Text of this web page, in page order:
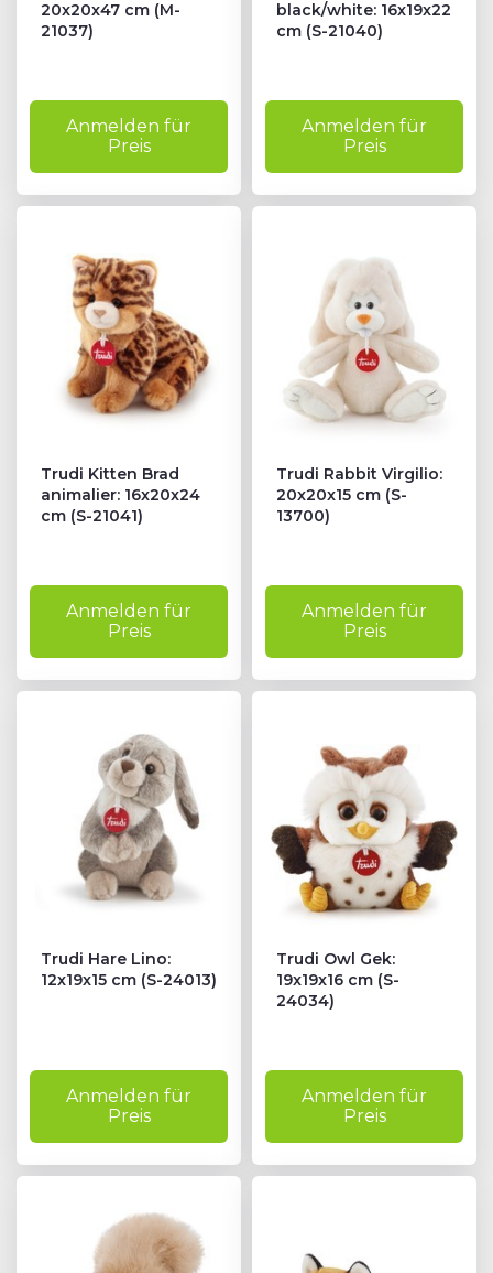
20x20x47 cm (M-
21037)
Anmelden für
Preis
black/white: 16x19x22
cm (S-21040)
Anmelden für
Preis
Trudi Kitten Brad
animalier: 16x20x24
cm (S-21041)
Anmelden für
Preis
Trudi Rabbit Virgilio:
20x20x15 cm (S-
13700)
Anmelden für
Preis
Trudi Hare Lino:
12x19x15 cm (S-24013)
Anmelden für
Preis
Trudi Owl Gek:
19x19x16 cm (S-
24034)
Anmelden für
Preis